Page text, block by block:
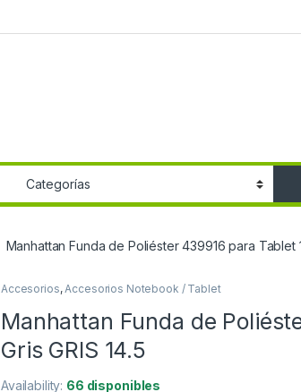
Manhattan Funda de Poliéster 439916 para Tablet
Accesorios,Accesorios Notebook / Tablet
Manhattan Funda de
Gris GRIS 14.5
Availability: 66 disponibles